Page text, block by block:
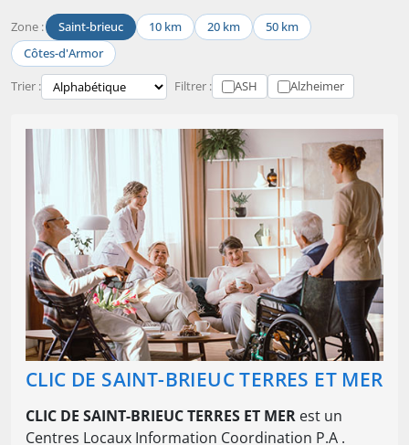
Zone : Saint-brieuc 10 km 20 km
50 km
Côtes-d'Armor
Trier : Filtrer : ASH Alzheimer
CLIC DE SAINT-BRIEUC TERRES ET MER
CLIC DE SAINT-BRIEUC TERRES ET MER est un
Centres Locaux Information Coordination P.A .